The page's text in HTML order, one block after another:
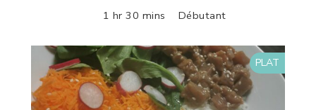
1 hr 30 mins Débutant
PLAT